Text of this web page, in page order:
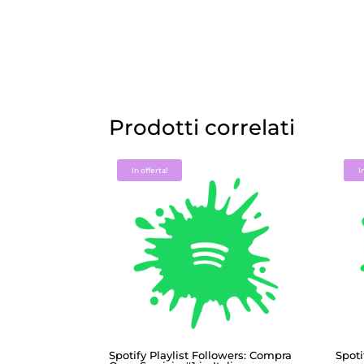
Prodotti correlati
In offerta!
Spotify Playlist Followers: Compra